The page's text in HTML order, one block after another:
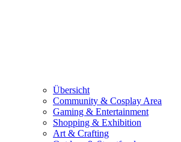
Übersicht
Community & Cosplay Area
Gaming & Entertainment
Shopping & Exhibition
Art & Crafting